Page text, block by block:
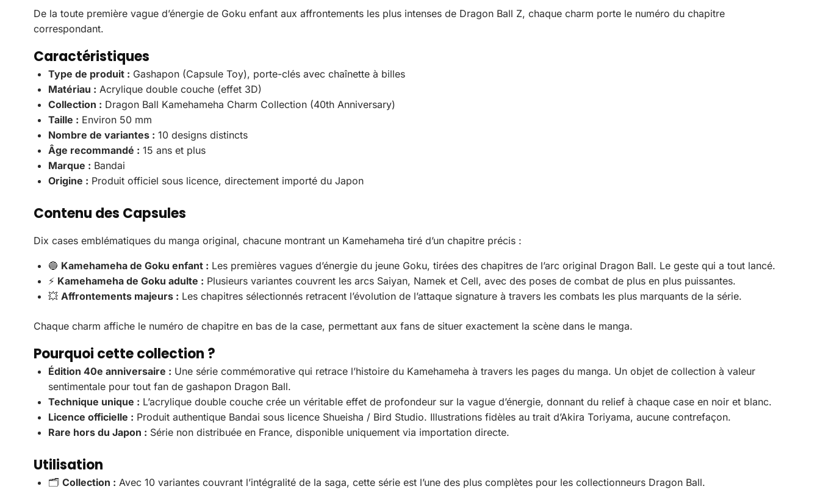
De la toute première vague d’énergie de Goku enfant aux affrontements les plus intenses de Dragon Ball Z, chaque charm porte le numéro du chapitre
correspondant.
Caractéristiques
Type de produit : Gashapon (Capsule Toy), porte-clés avec chaînette à billes
Matériau : Acrylique double couche (effet 3D)
Collection : Dragon Ball Kamehameha Charm Collection (40th Anniversary)
Taille : Environ 50 mm
Nombre de variantes : 10 designs distincts
Âge recommandé : 15 ans et plus
Marque : Bandai
Origine : Produit officiel sous licence, directement importé du Japon
Contenu des Capsules
Dix cases emblématiques du manga original, chacune montrant un Kamehameha tiré d’un chapitre précis :
🔵 Kamehameha de Goku enfant : Les premières vagues d’énergie du jeune Goku, tirées des chapitres de l’arc original Dragon Ball. Le geste qui a tout lancé.
⚡ Kamehameha de Goku adulte : Plusieurs variantes couvrent les arcs Saiyan, Namek et Cell, avec des poses de combat de plus en plus puissantes.
💥 Affrontements majeurs : Les chapitres sélectionnés retracent l’évolution de l’attaque signature à travers les combats les plus marquants de la série.
Chaque charm affiche le numéro de chapitre en bas de la case, permettant aux fans de situer exactement la scène dans le manga.
Pourquoi cette collection ?
Édition 40e anniversaire : Une série commémorative qui retrace l’histoire du Kamehameha à travers les pages du manga. Un objet de collection à valeur
sentimentale pour tout fan de gashapon Dragon Ball.
Technique unique : L’acrylique double couche crée un véritable effet de profondeur sur la vague d’énergie, donnant du relief à chaque case en noir et blanc.
Licence officielle : Produit authentique Bandai sous licence Shueisha / Bird Studio. Illustrations fidèles au trait d’Akira Toriyama, aucune contrefaçon.
Rare hors du Japon : Série non distribuée en France, disponible uniquement via importation directe.
Utilisation
🗂️ Collection : Avec 10 variantes couvrant l’intégralité de la saga, cette série est l’une des plus complètes pour les collectionneurs Dragon Ball.